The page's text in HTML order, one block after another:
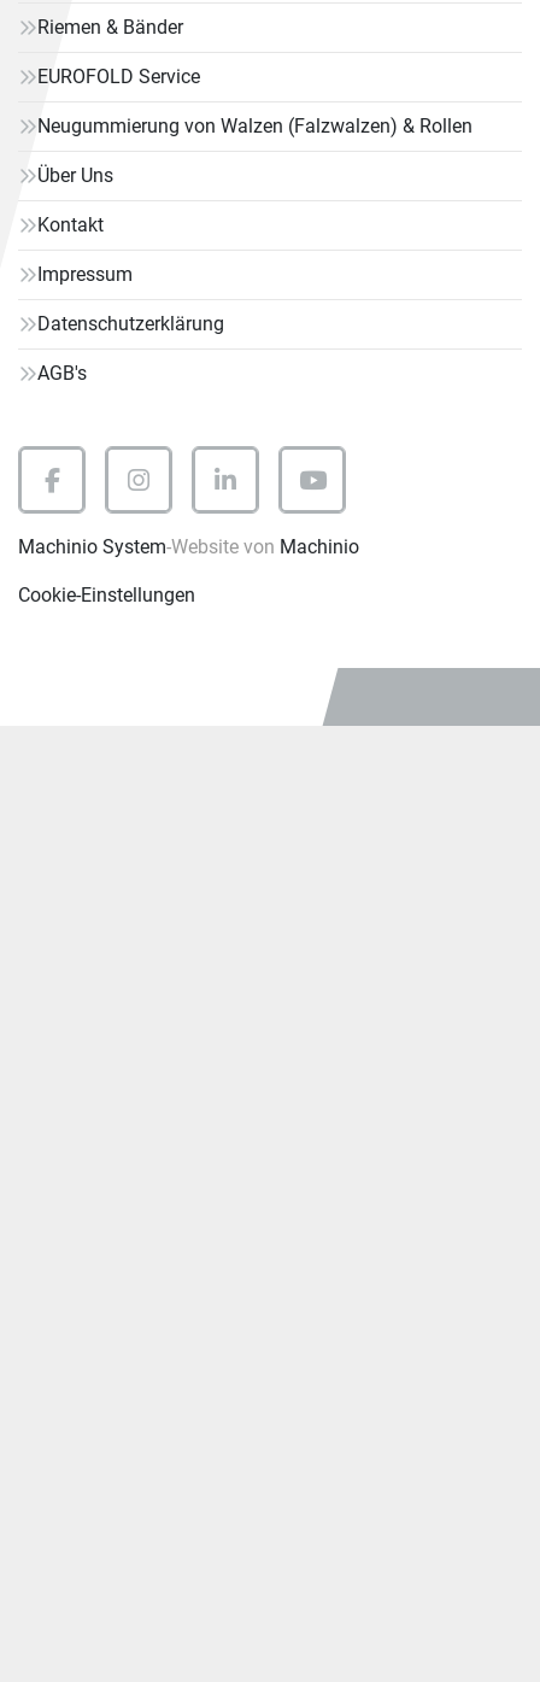
Riemen & Bänder
EUROFOLD Service
Neugummierung von Walzen (Falzwalzen) & Rollen
Über Uns
Kontakt
Impressum
Datenschutzerklärung
AGB's
facebookinstagramlinkedinyoutube
Machinio System-Website von Machinio
Cookie-Einstellungen